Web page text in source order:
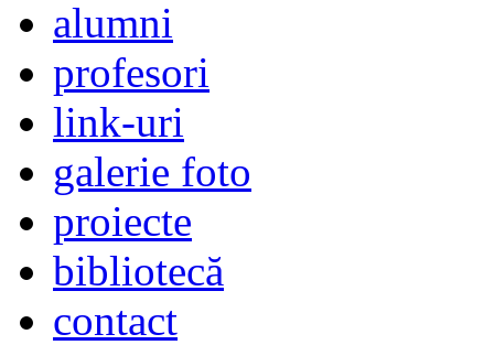
alumni
profesori
link-uri
galerie foto
proiecte
bibliotecă
contact